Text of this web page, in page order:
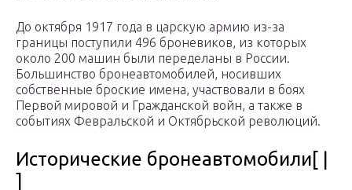
До октября 1917 года в царскую армию из-за
границы поступили 496 броневиков, из которых
около 200 машин были переделаны в России.
Большинство бронеавтомобилей, носивших
собственные броские имена, участвовали в боях
Первой мировой и Гражданской войн, а также в
событиях Февральской и Октябрьской революций.
Исторические бронеавтомобили[ |
]